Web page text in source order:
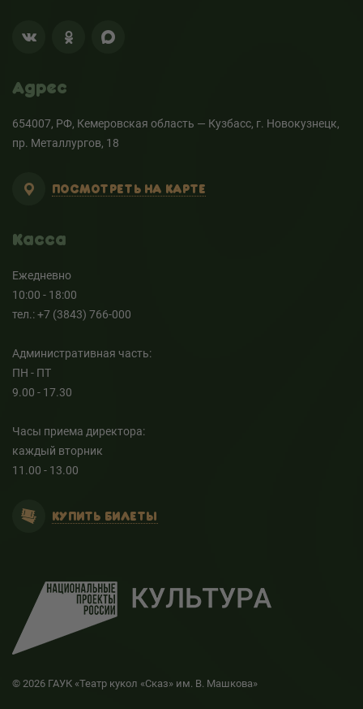
Адрес
654007, РФ, Кемеровская область — Кузбасс, г. Новокузнецк,
пр. Металлургов, 18
ПОСМОТРЕТЬ НА КАРТЕ
Касса
Ежедневно
10:00 - 18:00
тел.: +7 (3843) 766-000
Административная часть:
ПН - ПТ
9.00 - 17.30
Часы приема директора:
каждый вторник
11.00 - 13.00
КУПИТЬ БИЛЕТЫ
© 2026 ГАУК «Театр кукол «Сказ» им. В. Машкова»